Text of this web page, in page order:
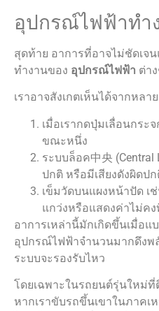
อุปกรณ์ไฟฟ้าทำ
สุดท้าย อาการที่อาจไม่ชัดเ
ทำงานของ อุปกรณ์ไฟฟ้า ต่า
เราอาจสังเกตเห็นได้จากหล
เมื่อเรากดปุ่มเลื่อนกระ
ขณะหนึ่ง
ระบบล็อค中央
ปกติ หรือมีเสียงดังผิดป
เข็มวัดบนแผงหน้าปัด เ
แกว่งหรือแสดงค่าไม่ค
อาการเหล่านี้มักเกิดขึ้นเมื่อแ
อุปกรณ์ไฟฟ้าจำนวนมากดึงพ
ระบบจะรองรับไหว
โดยเฉพาะในรถยนต์รุ่นใหม่
หากเราขับรถขึ้นเขาในภาคเ